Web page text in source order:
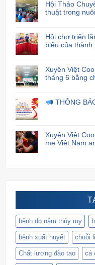
Hội Thảo
thuật trong
Hội chợ triển
biểu của
Xuyên Việt
tháng 6 bằng
THÔNG
Xuyên Việt
mẹ Việt Nam
bệnh do nấm thủy my
bệnh xuất huyết chuỗi
Chất lượng đào tạo cá